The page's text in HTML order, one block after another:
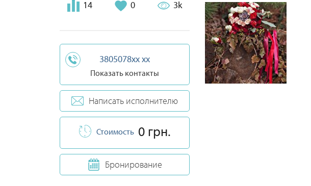
14 0 3k
3805078xx xx
Показать контакты
Написать исполнителю
Стоимость 0 грн.
Бронирование
0 0